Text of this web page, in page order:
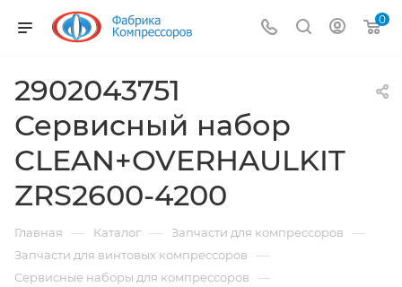
0
2902043751
Сервисный набор
CLEAN+OVERHAULKIT
ZRS2600-4200
Главная — Каталог — Запчасти для компрессоров —
Запчасти для винтовых компрессоров —
Сервисные наборы для компрессоров —